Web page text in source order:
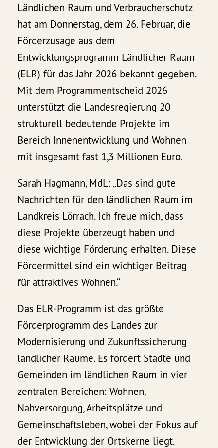
Ländlichen Raum und Verbraucherschutz
hat am Donnerstag, dem 26. Februar, die
Förderzusage aus dem
Entwicklungsprogramm Ländlicher Raum
(ELR) für das Jahr 2026 bekannt gegeben.
Mit dem Programmentscheid 2026
unterstützt die Landesregierung 20
strukturell bedeutende Projekte im
Bereich Innenentwicklung und Wohnen
mit insgesamt fast 1,3 Millionen Euro.
Sarah Hagmann, MdL: „Das sind gute
Nachrichten für den ländlichen Raum im
Landkreis Lörrach. Ich freue mich, dass
diese Projekte überzeugt haben und
diese wichtige Förderung erhalten. Diese
Fördermittel sind ein wichtiger Beitrag
für attraktives Wohnen.“
Das ELR-Programm ist das größte
Förderprogramm des Landes zur
Modernisierung und Zukunftssicherung
ländlicher Räume. Es fördert Städte und
Gemeinden im ländlichen Raum in vier
zentralen Bereichen: Wohnen,
Nahversorgung, Arbeitsplätze und
Gemeinschaftsleben, wobei der Fokus auf
der Entwicklung der Ortskerne liegt.